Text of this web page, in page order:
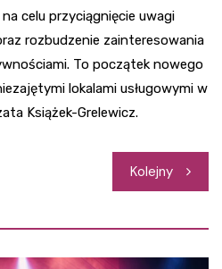
celu przyciągnięcie uwagi
rozbudzenie zainteresowania
To początek nowego
lokalami usługowymi w
Książek-Grelewicz.
Kolejny